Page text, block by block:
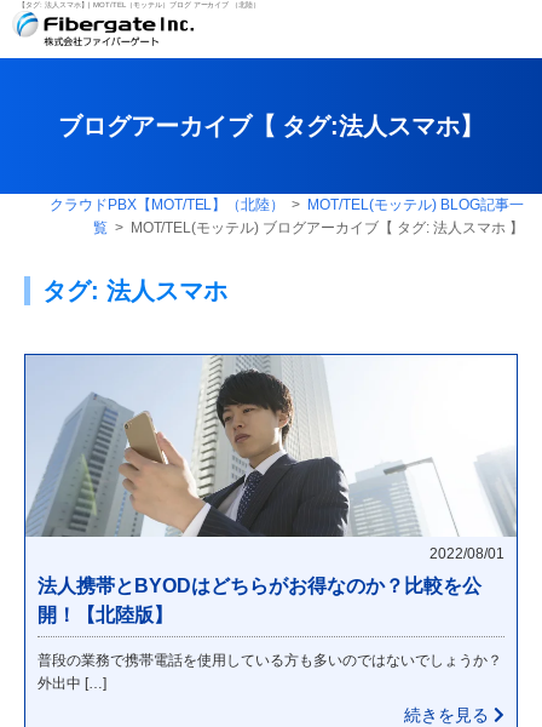
【タグ: 法人スマホ 】| MOT/TEL（モッテル）ブログ アーカイブ （北陸）
ブログアーカイブ【 タグ:法人スマホ】
クラウドPBX【MOT/TEL】（北陸） > MOT/TEL(モッテル) BLOG記事一
覧> MOT/TEL(モッテル) ブログアーカイブ【 タグ:法人スマホ 】
タグ: 法人スマホ
2022/08/01
法人携帯とBYODはどちらがお得なのか？比較を公
開！【北陸版】
普段の業務で携帯電話を使用している方も多いのではないでしょうか？
外出中 […]
続きを見る